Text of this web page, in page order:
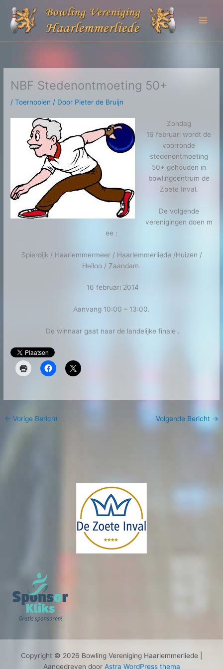
naar
NBF Stedenontmoeting 50+
/Toernooien / Door Pieter de Bruijn
Zondag
16 februari wordt de
voorronde
stedenontmoeting
50+ gehouden in
bowlingcentrum de
Zoete Inval.
De volgende
verenigingen doen m
ee :
Spierdijk / Haarlemmermeer / Haarlemmerliede /Huizen /
Heiloo / Zaandam.
16 februari 2014
Aanvang 10:00 – 13:00.
De winnaar gaat naar de landelijke finale .
← Vorige Bericht Volgende Bericht →
Copyright © 2026 Bowling Vereniging Haarlemmerliede |
Aangedreven door Astra WordPress thema